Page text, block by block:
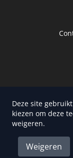
Deze site
kiezen om deze
weigeren.
Weigeren